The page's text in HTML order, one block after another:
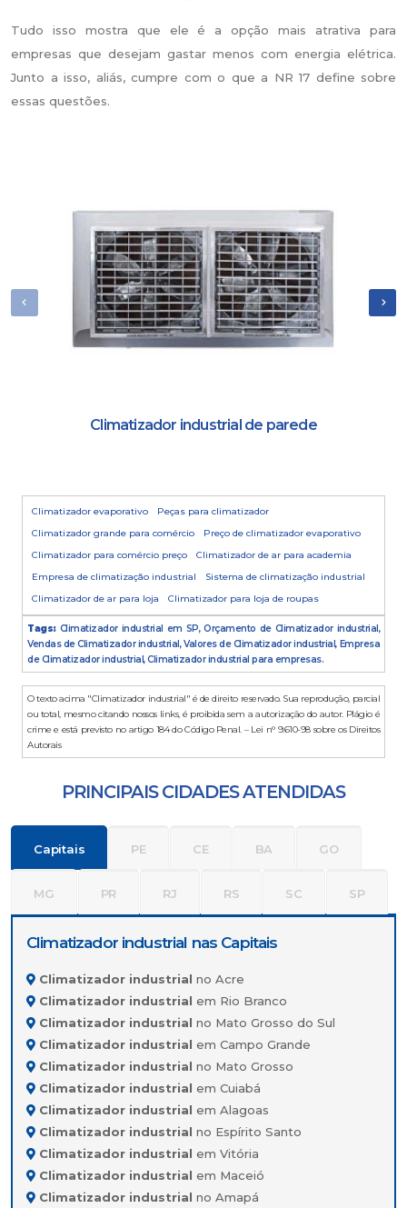
Tudo isso mostra que ele é a opção mais atrativa para
empresas que desejam gastar menos com energia elétrica.
Junto a isso, aliás, cumpre com o que a NR 17 define sobre
essas questões.
Climatizador industrial de parede
Climatizador evaporativo
Peças para climatizador
Climatizador grande para comércio
Preço de climatizador evaporativo
Climatizador para comércio preço
Climatizador de ar para academia
Empresa de climatização industrial
Sistema de climatização industrial
Climatizador de ar para loja
Climatizador para loja de roupas
Tags:Climatizador industrial em SP, Orçamento de Climatizador industrial,
Vendas de Climatizador industrial, Valores de Climatizador industrial, Empresa
de Climatizador industrial, Climatizador industrial para empresas.
O texto acima "Climatizador industrial" é de direito reservado. Sua reprodução, parcial
ou total, mesmo citando nossos links, é proibida sem a autorização do autor. Plágio é
crime e está previsto no artigo 184 do Código Penal. – Lei n° 9.610-98 sobre os Direitos
Autorais
PRINCIPAIS CIDADES ATENDIDAS
Capitais PE CE BA GO
MG PR RJ RS SC SP
Climatizador industrial nas Capitais
Climatizador industrial no Acre
Climatizador industrial em Rio Branco
Climatizador industrial no Mato Grosso do Sul
Climatizador industrial em Campo Grande
Climatizador industrial no Mato Grosso
Climatizador industrial em Cuiabá
Climatizador industrial em Alagoas
Climatizador industrial no Espírito Santo
Climatizador industrial em Vitória
Climatizador industrial em Maceió
Climatizador industrial no Amapá